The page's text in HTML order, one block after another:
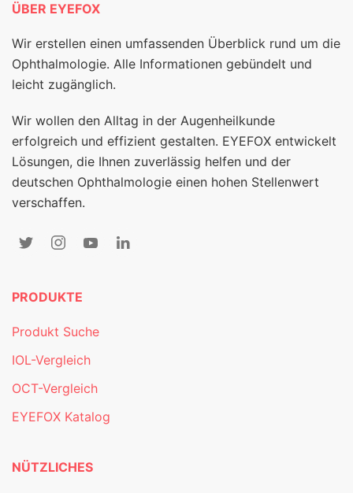
ÜBER EYEFOX
Wir erstellen einen umfassenden Überblick rund um die
Ophthalmologie. Alle Informationen gebündelt und
leicht zugänglich.
Wir wollen den Alltag in der Augenheilkunde
erfolgreich und effizient gestalten. EYEFOX entwickelt
Lösungen, die Ihnen zuverlässig helfen und der
deutschen Ophthalmologie einen hohen Stellenwert
verschaffen.
PRODUKTE
Produkt Suche
IOL-Vergleich
OCT-Vergleich
EYEFOX Katalog
NÜTZLICHES